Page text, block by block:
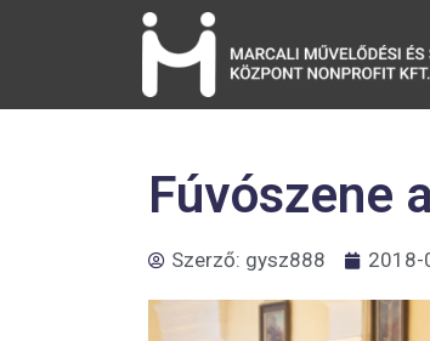
Fúvószene
Szerző: gysz888 2018-